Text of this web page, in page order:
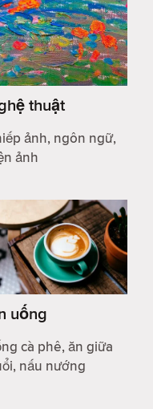
thuật
ảnh, ngôn ngữ,
ảnh
uống
cà phê, ăn giữa
nấu nướng